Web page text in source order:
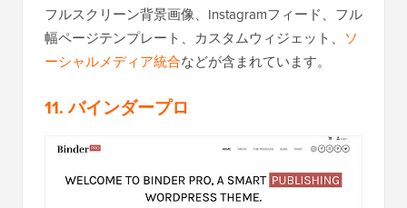
フルスクリーン背景画像、Instagramフィード、フル
幅ページテンプレート、カスタムウィジェット、 ソ
ーシャルメディア統合などが含まれています。
11. バインダープロ